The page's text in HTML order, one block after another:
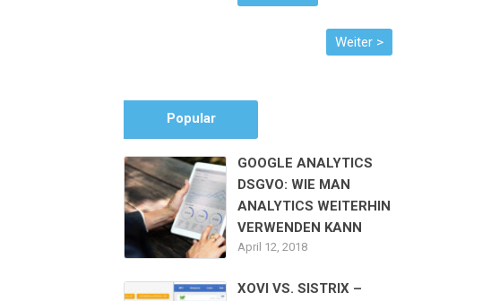
Popular
GOOGLE ANALYTICS
DSGVO: WIE MAN
ANALYTICS WEITERHIN
VERWENDEN KANN
April 12, 2018
XOVI VS. SISTRIX –